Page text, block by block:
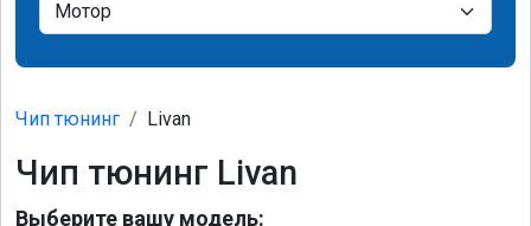
Чип тюнинг Livan
Чип тюнинг Livan
Выберите вашу модель: